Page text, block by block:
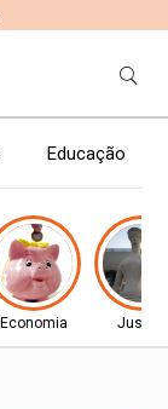
Educação
Economia Justiça